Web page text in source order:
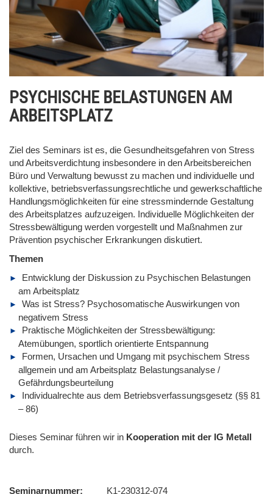
PSYCHISCHE BELASTUNGEN AM
ARBEITSPLATZ
Ziel des Seminars ist es, die Gesundheitsgefahren von Stress
und Arbeitsverdichtung insbesondere in den Arbeitsbereichen
Büro und Verwaltung bewusst zu machen und individuelle und
kollektive, betriebsverfassungsrechtliche und gewerkschaftliche
Handlungsmöglichkeiten für eine stressmindernde Gestaltung
des Arbeitsplatzes aufzuzeigen. Individuelle Möglichkeiten der
Stressbewältigung werden vorgestellt und Maßnahmen zur
Prävention psychischer Erkrankungen diskutiert.
Themen
Entwicklung der Diskussion zu Psychischen Belastungen
am Arbeitsplatz
Was ist Stress? Psychosomatische Auswirkungen von
negativem Stress
Praktische Möglichkeiten der Stressbewältigung:
Atemübungen, sportlich orientierte Entspannung
Formen, Ursachen und Umgang mit psychischem Stress
allgemein und am Arbeitsplatz Belastungsanalyse /
Gefährdungsbeurteilung
Individualrechte aus dem Betriebsverfassungsgesetz (§§ 81
– 86)
Dieses Seminar führen wir in Kooperation mit der IG Metall
durch.
Seminarnummer
K1-230312-074